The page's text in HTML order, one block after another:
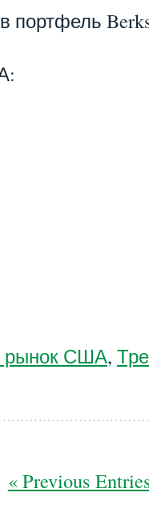
портфель
рынок США,
« Previous